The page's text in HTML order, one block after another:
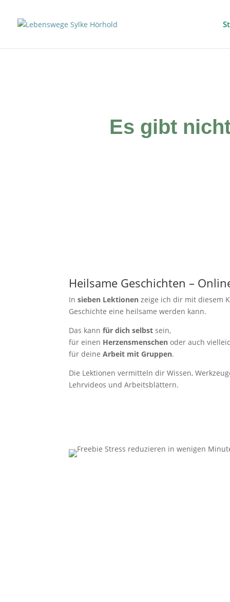
Es gibt
Heilsame Geschichten –
Insieben Lektionen zeige ich dir mit diesem
Geschichte eine heilsame werden kann.
Das kannfür dich selbstsein,
für einen Herzensmenschen oder auch
für deineArbeit mit Gruppen.
Die Lektionen vermitteln dir Wissen,
Lehrvideos und Arbeitsblättern.